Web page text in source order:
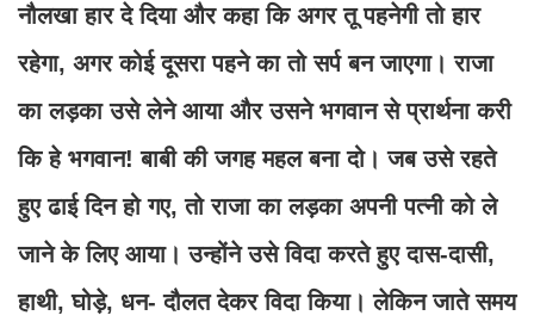
नौलखा हार दे दिया और कहा कि अगर तू पहनेगी तो हार
रहेगा, अगर कोई दूसरा पहने का तो सर्प बन जाएगा। राजा
का लड़का उसे लेने आया और उसने भगवान से प्रार्थना करी
कि हे भगवान! बाबी की जगह महल बना दो। जब उसे रहते
हुए ढाई दिन हो गए, तो राजा का लड़का अपनी पत्नी को ले
जाने के लिए आया। उन्होंने उसे विदा करते हुए दास-दासी,
हाथी, घोड़े, धन- दौलत देकर विदा किया। लेकिन जाते समय